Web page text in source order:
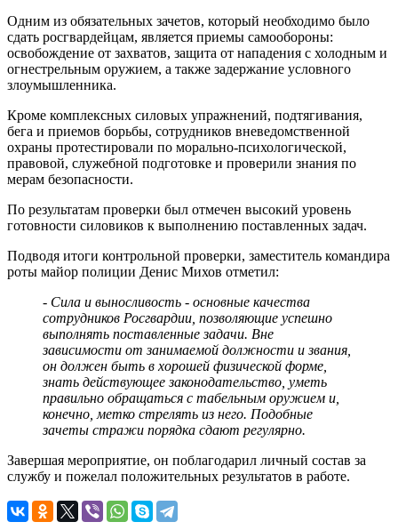
Одним из обязательных зачетов, который необходимо было
сдать росгвардейцам, является приемы самообороны:
освобождение от захватов, защита от нападения с холодным и
огнестрельным оружием, а также задержание условного
злоумышленника.
Кроме комплексных силовых упражнений, подтягивания,
бега и приемов борьбы, сотрудников вневедомственной
охраны протестировали по морально-психологической,
правовой, служебной подготовке и проверили знания по
мерам безопасности.
По результатам проверки был отмечен высокий уровень
готовности силовиков к выполнению поставленных задач.
Подводя итоги контрольной проверки, заместитель командира
роты майор полиции Денис Михов отметил:
- Сила и выносливость - основные качества
сотрудников Росгвардии, позволяющие успешно
выполнять поставленные задачи. Вне
зависимости от занимаемой должности и звания,
он должен быть в хорошей физической форме,
знать действующее законодательство, уметь
правильно обращаться с табельным оружием и,
конечно, метко стрелять из него. Подобные
зачеты стражи порядка сдают регулярно.
Завершая мероприятие, он поблагодарил личный состав за
службу и пожелал положительных результатов в работе.